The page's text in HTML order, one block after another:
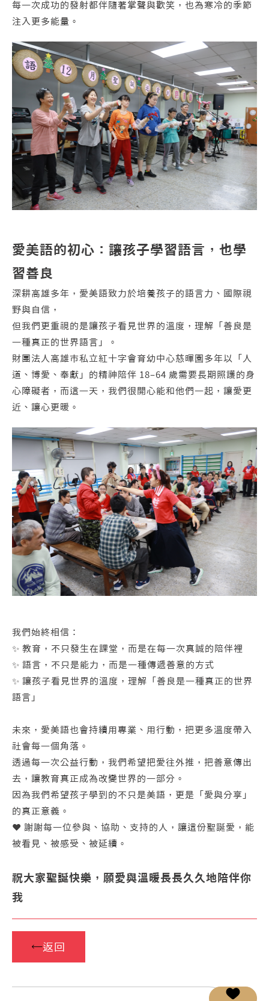
每一次成功的發射都伴隨著掌聲與歡笑，也為寒冷的季節
注入更多能量。
愛美語的初心：讓孩子學習語言，也學
習善良
深耕高雄多年，愛美語致力於培養孩子的語言力、國際視
野與自信，
但我們更重視的是讓孩子看見世界的溫度，理解「善良是
一種真正的世界語言」。
財團法人高雄市私立紅十字會育幼中心慈暉園多年以「人
道、博愛、奉獻」的精神陪伴 18–64 歲需要長期照護的身
心障礙者，而這一天，我們很開心能和他們一起，讓愛更
近、讓心更暖。
我們始終相信：
✨ 教育，不只發生在課堂，而是在每一次真誠的陪伴裡
✨ 語言，不只是能力，而是一種傳遞善意的方式
✨ 讓孩子看見世界的溫度，理解「善良是一種真正的世界
語言」
未來，愛美語也會持續用專業、用行動，把更多溫度帶入
社會每一個角落。
透過每一次公益行動，我們希望把愛往外推，把善意傳出
去，讓教育真正成為改變世界的一部分。
因為我們希望孩子學到的不只是美語，更是「愛與分享」
的真正意義。
❤️ 謝謝每一位參與、協助、支持的人，讓這份聖誕愛，能
被看見、被感受、被延續。
祝大家聖誕快樂，願愛與溫暖長長久久地陪伴你
我
返回